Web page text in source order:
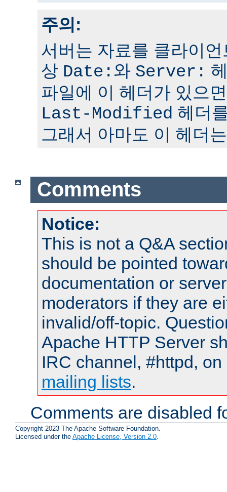
주의:
서버는 자료를 클라이
상 Date: 와 Server:
파일에 이 헤더가 있으
Last-Modified 헤더
그래서 아마도 이 헤더
Comments
Notice:
This is not a Q&A
should be pointed
documentation or
moderators if they are
invalid/off-topic.
Apache HTTP Server
IRC channel, #httpd,
mailing lists.
Comments are disabled
Copyright 2023 The Apache Software Foundation.
Licensed under the Apache License, Version 2.0